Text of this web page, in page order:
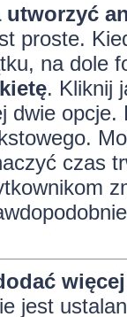
proste.
na dole
. Kliknij
dwie
czas
jest